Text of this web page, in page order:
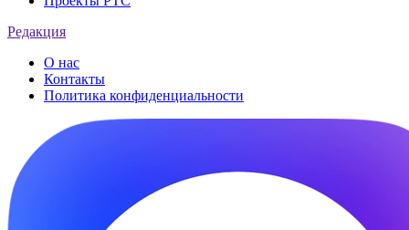
Редакция
О нас
Контакты
Политика конфиденциальности